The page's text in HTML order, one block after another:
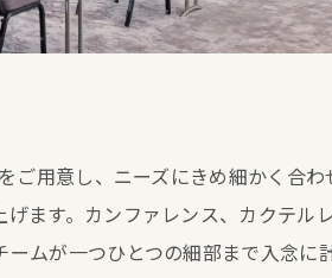
ご用意し、ニーズにきめ細かく合わ
ます。カンファレンス、カクテル
ムが一つひとつの細部まで入念に計